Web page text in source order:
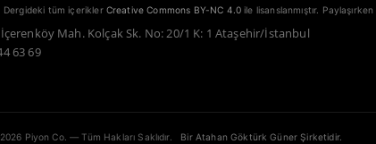
Dergideki tüm içerikler Creative Commons BY-NC 4.0 ile lisanslanmıştır. Paylaşırken
Mah. Kolçak Sk. No: 20/1 K: 1 Ataşehir/İstanbul
63 69
Piyon Co. — Tüm Hakları Saklıdır. Bir Atahan Göktürk Güner Şirketidir.